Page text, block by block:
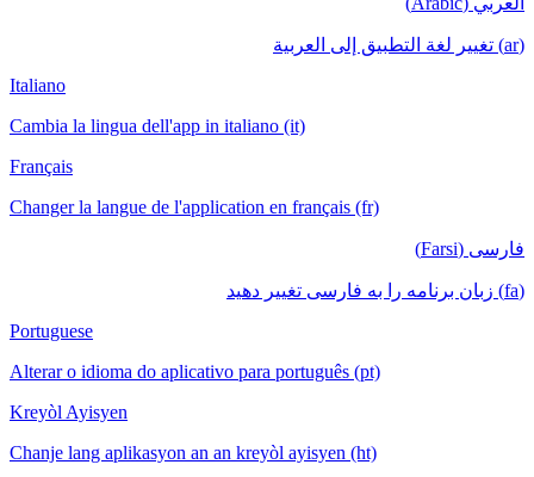
(ar) تغيير لغة التطبيق إلى العربية
Italiano
Cambia la lingua dell'app in italiano (it)
Français
Changer la langue de l'application en français (fr)
فارسی (Farsi)
(fa) زبان برنامه را به فارسی تغییر دهید
Portuguese
Alterar o idioma do aplicativo para português (pt)
Kreyòl Ayisyen
Chanje lang aplikasyon an an kreyòl ayisyen (ht)